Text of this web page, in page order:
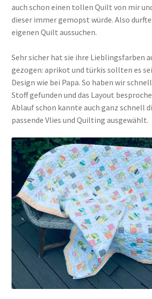
auch schon einen tollen Quilt von mir
dieser immer gemopst würde. Also
eigenen Quilt aussuchen.
Sehr sicher hat sie ihre Lieblingsfarben
gezogen: aprikot und türkis sollten es
Design wie bei Papa. So haben wir
Stoff gefunden und das Layout
Ablauf schon kannte auch ganz schnell
passende Vlies und Quilting ausgewählt.